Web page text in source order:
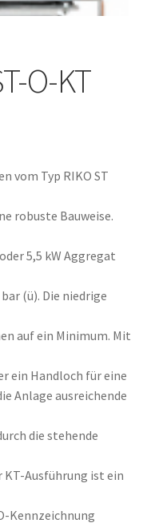
O-KT
vom Typ RIKO ST
robuste Bauweise.
5,5 kW Aggregat
(ü). Die niedrige
auf ein Minimum. Mit
ein Handloch für eine
Anlage ausreichende
die stehende
Ausführung ist ein
Kennzeichnung